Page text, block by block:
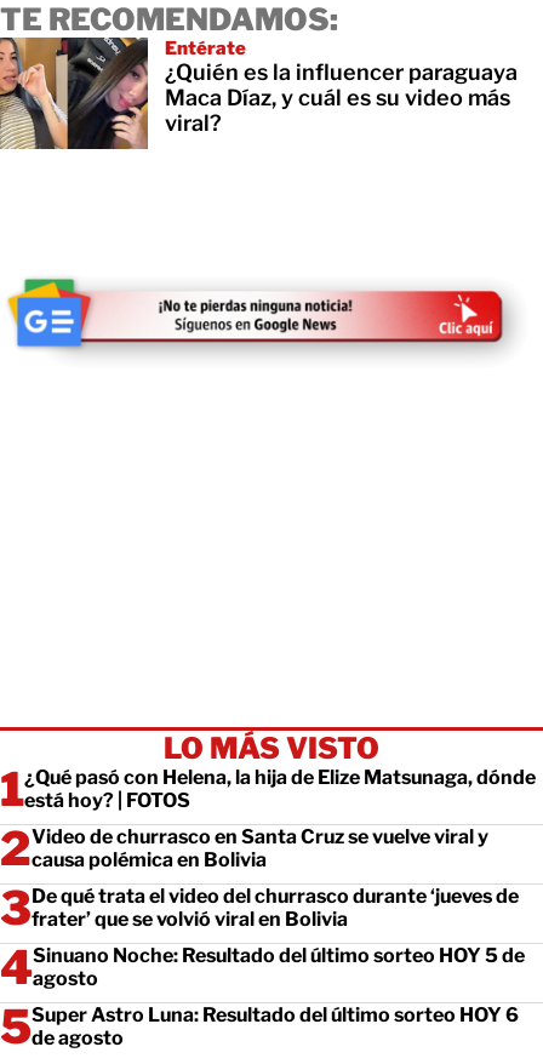
TE RECOMENDAMOS:
Entérate
¿Quién es la influencer paraguaya
Maca Díaz, y cuál es su video más
viral?
LO MÁS VISTO
¿Qué pasó con Helena, la hija de Elize Matsunaga, dónde
está hoy? | FOTOS
Video de churrasco en Santa Cruz se vuelve viral y
causa polémica en Bolivia
De qué trata el video del churrasco durante ‘jueves de
frater’ que se volvió viral en Bolivia
Sinuano Noche: Resultado del último sorteo HOY 5 de
agosto
Super Astro Luna: Resultado del último sorteo HOY 6
de agosto